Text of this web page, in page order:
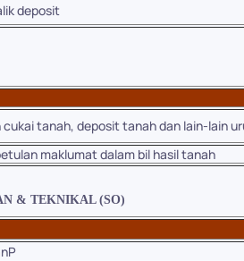
deposit
tanah, deposit tanah dan lain-lain
maklumat dalam bil hasiltanah
& TEKNIKAL (SO)